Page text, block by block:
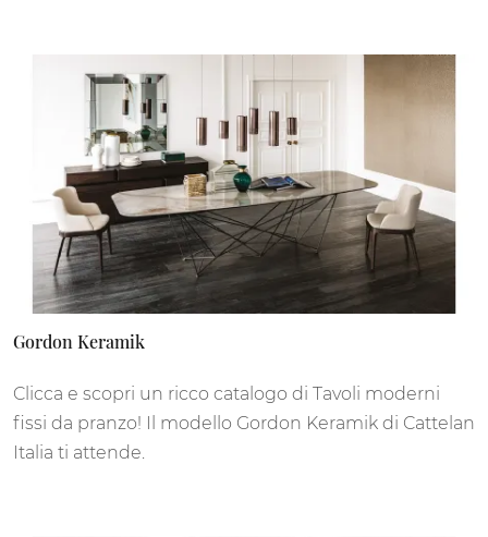
Gordon Keramik
Clicca e scopri un ricco catalogo di Tavoli moderni
fissi da pranzo! Il modello Gordon Keramik di Cattelan
Italia ti attende.